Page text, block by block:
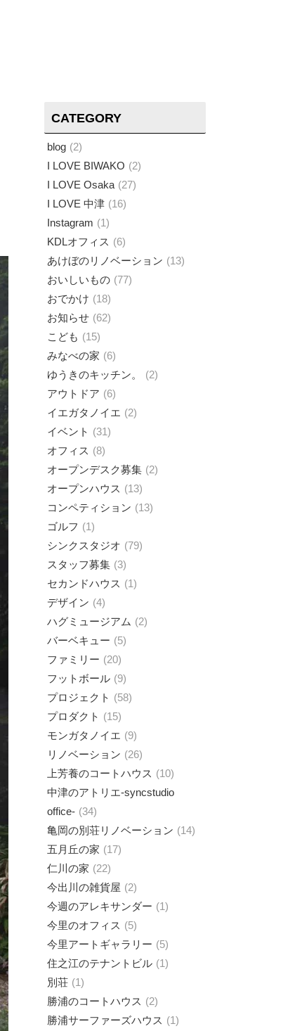
CATEGORY
blog
2
I LOVE BIWAKO
2
I LOVE Osaka
27
I LOVE 中津
16
Instagram
1
KDLオフィス
6
あけぼのリノベーション
13
おいしいもの 77
おでかけ
18
お知らせ
62
こども
15
みなべの家
6
ゆうきのキッチン。
2
アウトドア
6
イエガタノイエ
2
イベント
31
オフィス
8
オープンデスク募集
2
オープンハウス
13
コンペティション
13
ゴルフ
1
シンクスタジオ
79
スタッフ募集 3
セカンドハウス
1
デザイン
4
ハグミュージアム
2
バーベキュー
5
ファミリー
20
フットボール
9
プロジェクト
58
プロダクト
15
モンガタノイエ
9
リノベーション
26
上芳養のコートハウス
10
中津のアトリエ-syncstudio
office- 34
亀岡の別荘リノベーション
14
五月丘の家
17
仁川の家
22
今出川の雑貨屋
2
今週のアレキサンダー
1
今里のオフィス
5
今里アートギャラリー
5
住之江のテナントビル
1
別荘
1
勝浦のコートハウス
2
勝浦サーファーズハウス
1